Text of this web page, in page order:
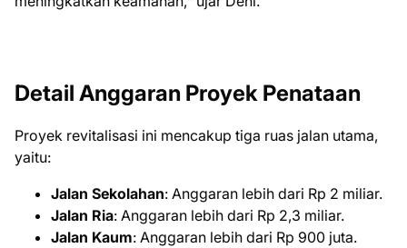
Detail Anggaran Proyek Penataan
Proyek revitalisasi ini mencakup tiga ruas jalan utama,
yaitu:
Jalan Sekolahan: Anggaran lebih dari Rp 2 miliar.
Jalan Ria: Anggaran lebih dari Rp 2,3 miliar.
Jalan Kaum: Anggaran lebih dari Rp 900 juta.